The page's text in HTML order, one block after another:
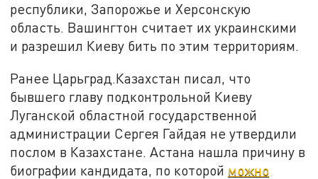
республики, Запорожье и Херсонскую
область. Вашингтон считает их украинскими
и разрешил Киеву бить по этим территориям.
Ранее Царьград.Казахстан писал, что
бывшего главу подконтрольной Киеву
Луганской областной государственной
администрации Сергея Гайдая не утвердили
послом в Казахстане. Астана нашла причину в
биографии кандидата, по которой можно